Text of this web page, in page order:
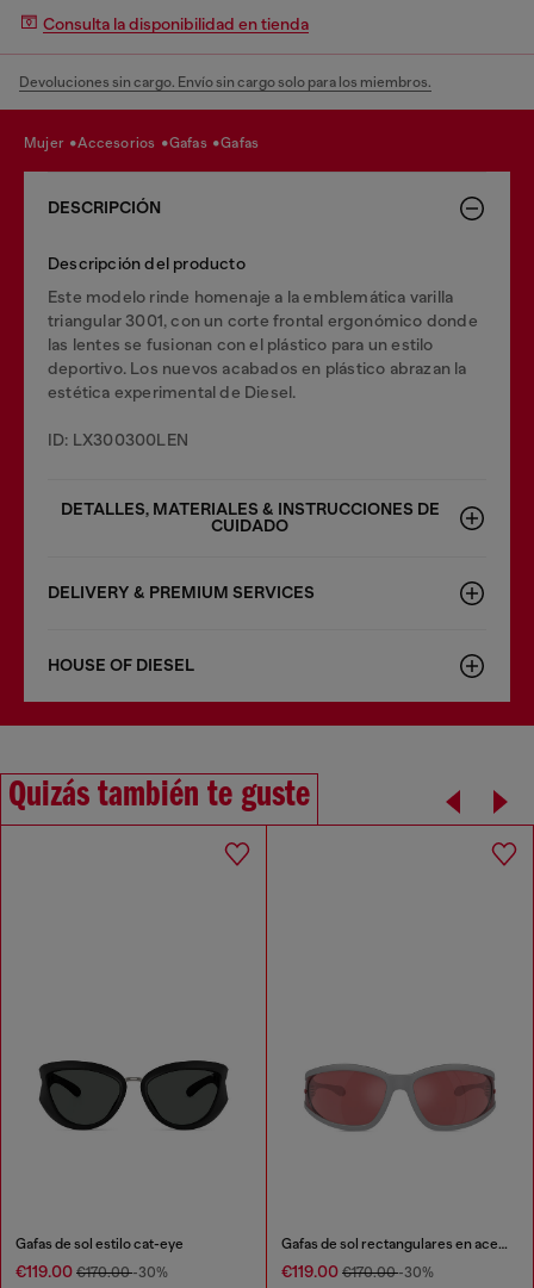
Consulta la disponibilidad en tienda
Devoluciones sin cargo. Envío sin cargo solo para los miembros.
mujer accesorios gafas gafas
DESCRIPCIÓN
Descripción del producto
Este modelo rinde homenaje a la emblemática varilla
triangular 3001, con un corte frontal ergonómico donde
las lentes se fusionan con el plástico para un estilo
deportivo. Los nuevos acabados en plástico abrazan la
estética experimental de Diesel.
ID: LX300300LEN
DETALLES, MATERIALES & INSTRUCCIONES DE
CUIDADO
DELIVERY & PREMIUM SERVICES
HOUSE OF DIESEL
Quizás también te guste
Gafas de sol estilo cat-eye
€119.00 €170.00-30%
Gafas de sol rectangulares en acetato
€119.00 €170.00-30%